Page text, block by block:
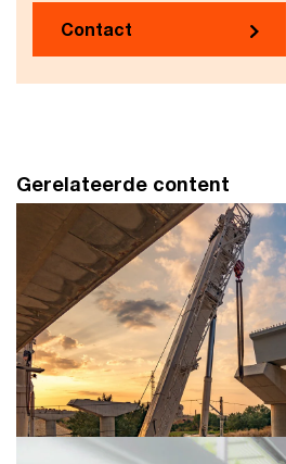
Contact
Gerelateerde content